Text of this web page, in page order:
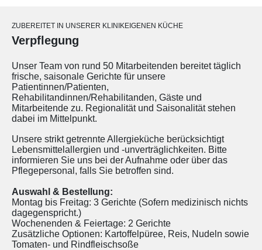
ZUBEREITET IN UNSERER KLINIKEIGENEN KÜCHE
Verpflegung
Unser Team von rund 50 Mitarbeitenden bereitet täglich
frische, saisonale Gerichte für unsere
Patientinnen/Patienten,
Rehabilitandinnen/Rehabilitanden, Gäste und
Mitarbeitende zu. Regionalität und Saisonalität stehen
dabei im Mittelpunkt.
Unsere strikt getrennte Allergieküche berücksichtigt
Lebensmittelallergien und -unverträglichkeiten. Bitte
informieren Sie uns bei der Aufnahme oder über das
Pflegepersonal, falls Sie betroffen sind.
Auswahl & Bestellung:
Montag bis Freitag: 3 Gerichte (Sofern medizinisch nichts
dagegenspricht.)
Wochenenden & Feiertage: 2 Gerichte
Zusätzliche Optionen: Kartoffelpüree, Reis, Nudeln sowie
Tomaten- und Rindfleischsoße